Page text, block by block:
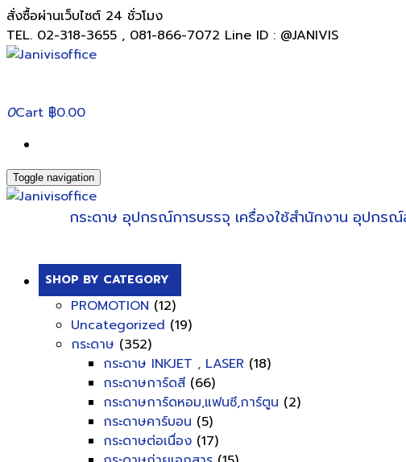
สั่งซื้อผ่านเว็บไซต์ 24 ชั่วโมง
TEL. 02-318-3655 , 081-866-7072 Line ID : @JANIVIS
0Cart ฿0.00
Toggle navigation
กระดาษ อุปกรณ์การบรรจุ เครื่องใช้สำนักงาน อุปกรณ์
SHOP BY CATEGORY
PROMOTION (12)
Uncategorized (19)
กระดาษ (352)
กระดาษ INKJET , LASER (18)
กระดาษการ์ดสี (66)
กระดาษการ์ดหอม,แฟนซี,การ์ตูน (2)
กระดาษคาร์บอน (5)
กระดาษต่อเนื่อง (17)